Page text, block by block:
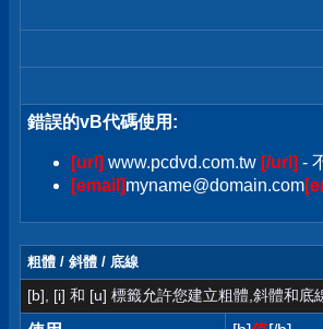
錯誤的vB代碼使用:
[url] www.pcdvd.com.tw [/url] -
[email]myname@domain.com
粗體 / 斜體 / 底線
[b], [i] 和 [u] 標籤允許您建立粗體,斜體和底